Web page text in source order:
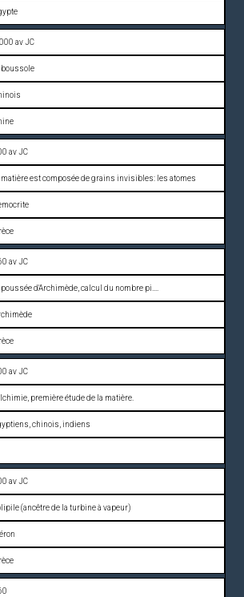
av JC
boussole
av JC
matière est composée de grains invisibles: les atomes
av JC
poussée d'Archimède, calcul du nombre pi....
av JC
première étude de la matière.
chinois, indiens
av JC
(ancêtre de la turbine à vapeur)